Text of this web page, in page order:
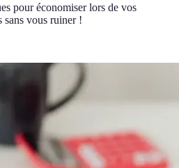
pour économiser lors de vos
sans vous ruiner !